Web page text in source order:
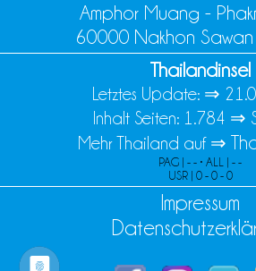
Amphor Muang -
60000 Nakhon
Thailandinsel
Letztes Update: ⇒
Inhalt Seiten: 1.784 ⇒
Mehr Thailand auf ⇒
PAG | - - • ALL | - -
USR | 0 - 0 - 0
Impressum